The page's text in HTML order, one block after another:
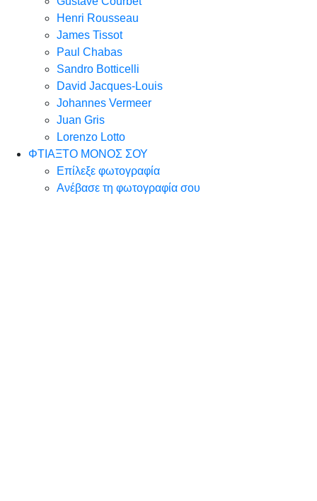
Henri Rousseau
James Tissot
Paul Chabas
Sandro Botticelli
David Jacques-Louis
Johannes Vermeer
Juan Gris
Lorenzo Lotto
ΦΤΙΑΞΤΟ ΜΟΝΟΣ ΣΟΥ
Επίλεξε φωτογραφία
Ανέβασε τη φωτογραφία σου